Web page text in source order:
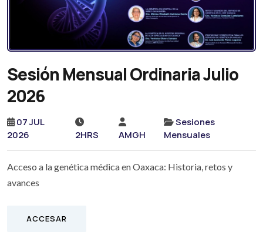
Sesión Mensual Ordinaria Julio
2026
07 JUL
2026
2HRS AMGH
Sesiones
Mensuales
Acceso a la genética médica en Oaxaca: Historia, retos y
avances
ACCESAR